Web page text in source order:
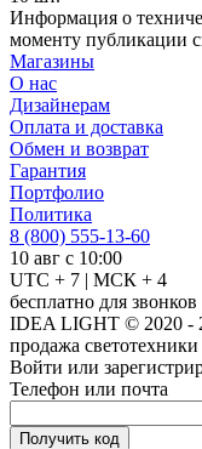
Информация о
моменту публикации
Магазины
О нас
Дизайнерам
Оплата и доставка
Обмен и возврат
Гарантия
Портфолио
Политика
8 (800) 555-13-60
10 авг с 10:00
UTC + 7 | МСК + 4
бесплатно для
IDEA LIGHT © 2020 -
продажа
Войти или
Телефон или почта
Получить код